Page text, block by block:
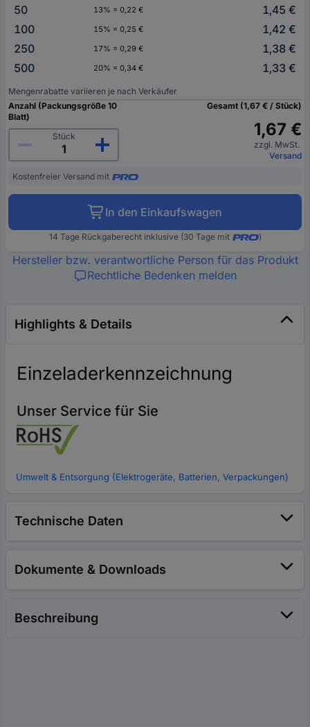
50
13% = 0,22 €
1,45 €
100
15% = 0,25 €
1,42 €
250
17% = 0,29 €
1,38 €
500
20% = 0,34 € 1,33 €
Mengenrabatte variieren je nach Verkäufer
Anzahl (Packungsgröße 10
Blatt)
Stück
Gesamt (1,67 € / Stück)
1,67 €
zzgl. MwSt.
Versand
Kostenfreier Versand mit
In den Einkaufswagen
14 Tage Rückgaberecht inklusive (30 Tage mit )
Hersteller bzw. verantwortliche Person für das Produkt
Rechtliche Bedenken melden
Highlights & Details
Einzeladerkennzeichnung
Unser Service für Sie
Umwelt & Entsorgung (Elektrogeräte, Batterien, Verpackungen)
Technische Daten
Dokumente & Downloads
Beschreibung